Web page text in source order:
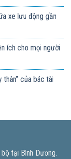
xe lưu động gần
ích cho mọi người
của bác tài
tại Bình Dương.